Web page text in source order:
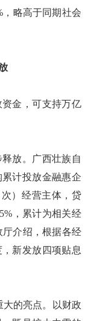
，略高于同期社会
金，可支持万亿
放。广西壮族自
计投放金融惠企
）经营主体，贷
，累计为相关经
厅介绍，根据各经
新发放四项贴息
的亮点。以财政